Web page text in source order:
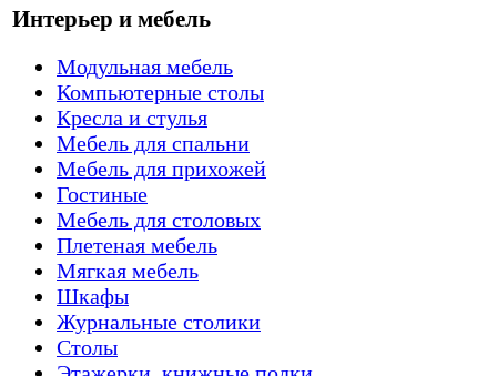
Интерьер и мебель
Модульная мебель
Компьютерные столы
Кресла и стулья
Мебель для спальни
Мебель для прихожей
Гостиные
Мебель для столовых
Плетеная мебель
Мягкая мебель
Шкафы
Журнальные столики
Столы